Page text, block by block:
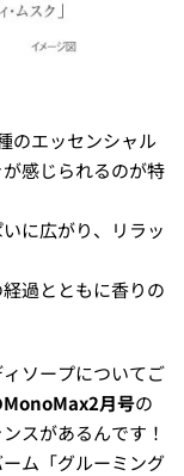
のエッセンシャル
感じられるのが特
に広がり、リラッ
過とともに香りの
ソープについてご
MonoMax2月号の
スがあるんです！
ム「グルーミング